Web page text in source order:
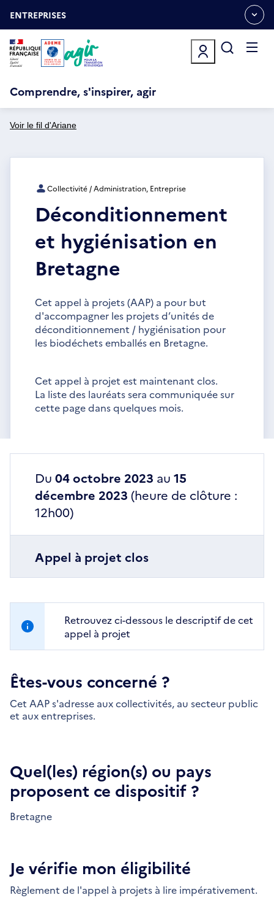
auOUVRIR
LE
MENU
ESPACE
ENTREPRISES
Comprendre, s'inspirer, agir
Voir le fil d'Ariane
Collectivité / Administration, Entreprise
Déconditionnement
et hygiénisation en
Bretagne
Cet appel à projets (AAP) a pour but
d'accompagner les projets d’unités de
déconditionnement / hygiénisation pour
les biodéchets emballés en Bretagne.
Cet appel à projet est maintenant clos.
La liste des lauréats sera communiquée sur
cette page dans quelques mois.
Du 04 octobre 2023 au 15
décembre 2023 (heure de clôture :
12h00)
Appel à projet clos
Retrouvez ci-dessous le descriptif de cet
appel à projet
Êtes-vous concerné ?
Cet AAP s'adresse aux collectivités, au secteur public
et aux entreprises.
Quel(les) région(s) ou pays
proposent ce dispositif ?
Bretagne
Je vérifie mon éligibilité
Règlement de l'appel à projets à lire impérativement.